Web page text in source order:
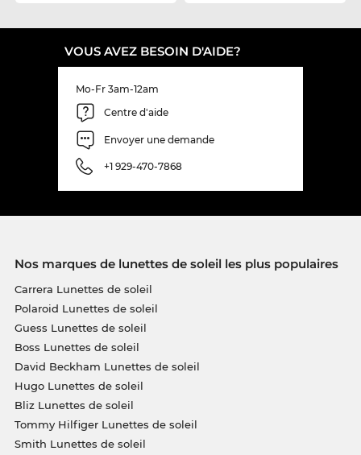
VOUS AVEZ BESOIN D'AIDE?
Mo-Fr 3am-12am
Centre d'aide
Envoyer une demande
+1 929-470-7868
Nos marques de lunettes de soleil les plus populaires
Carrera Lunettes de soleil
Polaroid Lunettes de soleil
Guess Lunettes de soleil
Boss Lunettes de soleil
David Beckham Lunettes de soleil
Hugo Lunettes de soleil
Bliz Lunettes de soleil
Tommy Hilfiger Lunettes de soleil
Smith Lunettes de soleil